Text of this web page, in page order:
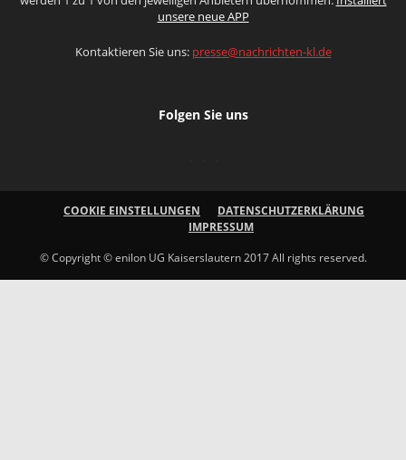
unsere neue APP
Kontaktieren Sie uns: presse@nachrichten-kl.de
Folgen Sie uns
COOKIE EINSTELLUNGEN
DATENSCHUTZERKLÄRUNG
IMPRESSUM
© Copyright © enilon UG Kaiserslautern 2017 All rights reserved.